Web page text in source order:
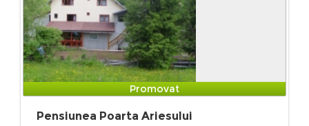
Promovat
Pensiunea Poarta Ariesului